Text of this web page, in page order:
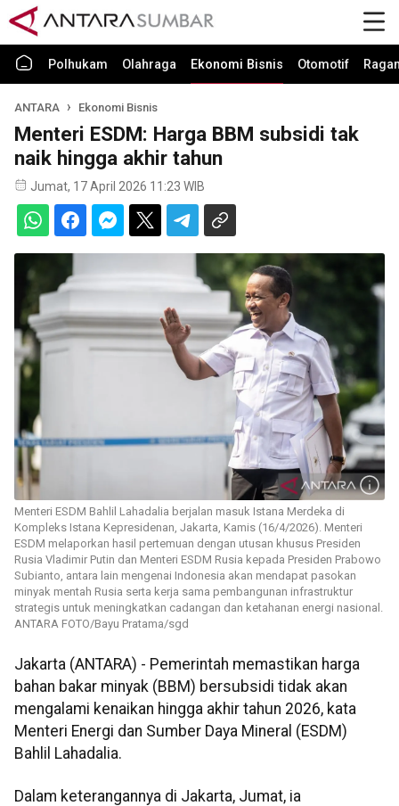
Polhukam Olahraga Ekonomi Bisnis Otomotif
ANTARA Ekonomi Bisnis
Menteri ESDM: Harga BBM subsidi tak
naik hingga akhir tahun
Jumat, 17 April 2026 11:23 WIB
Menteri ESDM Bahlil Lahadalia berjalan masuk Istana Merdeka di
Kompleks Istana Kepresidenan, Jakarta, Kamis (16/4/2026). Menteri
ESDM melaporkan hasil pertemuan dengan utusan khusus Presiden
Rusia Vladimir Putin dan Menteri ESDM Rusia kepada Presiden Prabowo
Subianto, antara lain mengenai Indonesia akan mendapat pasokan
minyak mentah Rusia serta kerja sama pembangunan infrastruktur
strategis untuk meningkatkan cadangan dan ketahanan energi nasional.
ANTARA FOTO/Bayu Pratama/sgd
Jakarta (ANTARA) - Pemerintah memastikan harga
bahan bakar minyak (BBM) bersubsidi tidak akan
mengalami kenaikan hingga akhir tahun 2026, kata
Menteri Energi dan Sumber Daya Mineral (ESDM)
Bahlil Lahadalia.
Dalam keterangannya di Jakarta, Jumat, ia